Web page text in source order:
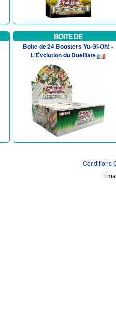
BOITE DE
Boite de 24 Boosters Yu-Gi-Oh! -
L'Évolution du Duelliste
Conditions